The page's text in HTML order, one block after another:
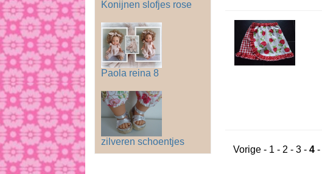
Konijnen slofjes rose
Paola reina 8
zilveren schoentjes
Vorige- 1 - 2 - 3- 4-